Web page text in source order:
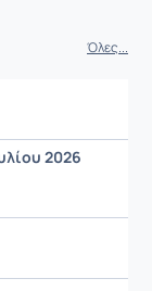
Όλες...
2026